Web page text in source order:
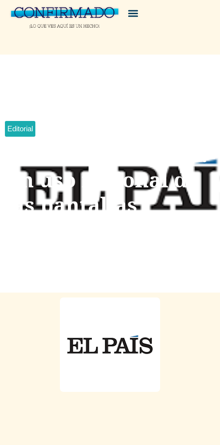
Editorial
Editorial de el país:
Un uso racional de
las pantallas